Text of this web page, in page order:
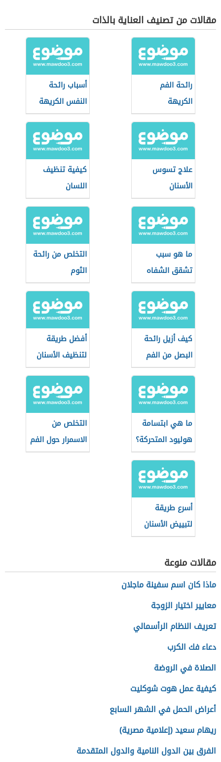
مقالات من تصنيف العناية بالذات
رائحة الفم
الكريهة
أسباب رائحة
النفس الكريهة
علاج تسوس
الأسنان
كيفية تنظيف
اللسان
ما هو سبب
تشقق الشفاه
التخلص من رائحة
الثوم
كيف أزيل رائحة
البصل من الفم
أفضل طريقة
لتنظيف الأسنان
ما هي ابتسامة
هوليود المتحركة؟
التخلص من
الاسمرار حول الفم
أسرع طريقة
لتبييض الأسنان
بالملح
مقالات منوعة
ماذا كان اسم سفينة ماجلان
معايير اختيار الزوجة
تعريف النظام الرأسمالي
دعاء فك الكرب
الصلاة في الروضة
كيفية عمل هوت شوكليت
أعراض الحمل في الشهر السابع
ريهام سعيد (إعلامية مصرية)
الفرق بين الدول النامية والدول المتقدمة